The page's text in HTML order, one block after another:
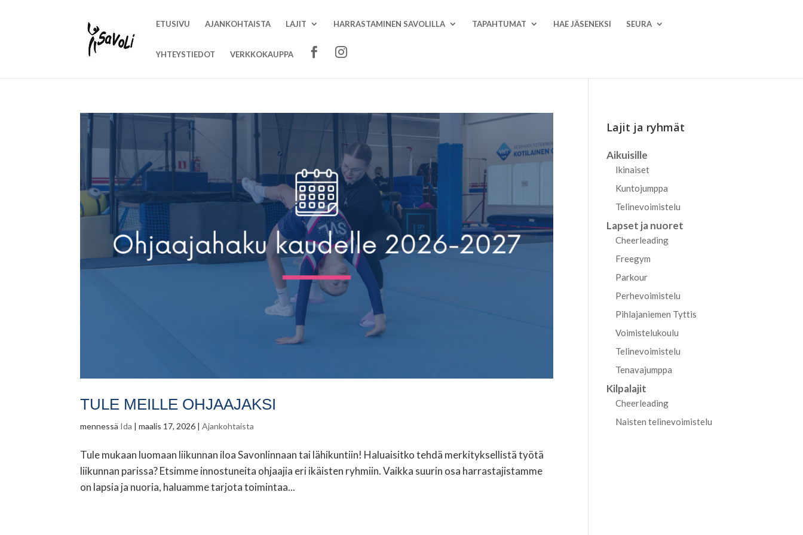
ETUSIVU AJANKOHTAISTA LAJIT HARRASTAMINEN SAVOLILLA TAPAHTUMAT HAE JÄSENEKSI SEURA
YHTEYSTIEDOT VERKKOKAUPPA
TULE MEILLE OHJAAJAKSI
mennessä Ida |maalis 17, 2026 |Ajankohtaista
Tule mukaan luomaan liikunnan iloa Savonlinnaan tai lähikuntiin! Haluaisitko tehdä merkityksellistä työtä
liikunnan parissa? Etsimme innostuneita ohjaajia eri ikäisten ryhmiin. Vaikka suurin osa harrastajistamme
on lapsia ja nuoria, haluamme tarjota toimintaa...
Lajit ja ryhmät
Aikuisille
Ikinaiset
Kuntojumppa
Telinevoimistelu
Lapset ja nuoret
Cheerleading
Freegym
Parkour
Perhevoimistelu
Pihlajaniemen Tyttis
Voimistelukoulu
Telinevoimistelu
Tenavajumppa
Kilpalajit
Cheerleading
Naisten telinevoimistelu